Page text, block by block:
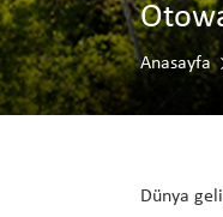
Anasayfa
Dünya